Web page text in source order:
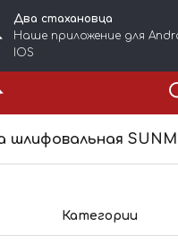
Два стахановца
Наше приложение для
IOS
Категории